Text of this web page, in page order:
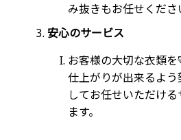
み抜きもお任せくださ
安心のサービス
お客様の大切な衣類を
仕上がりが出来るよ
してお任せいただけ
ます。